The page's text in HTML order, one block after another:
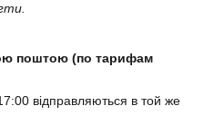
поштою (по тарифам
відправляються в той же